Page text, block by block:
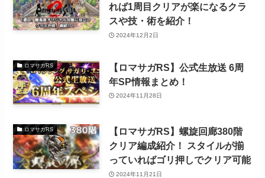
れば1周目クリアが楽になるクラ
スや技・術を紹介！
2024年12月2日
ロマサガRS
【ロマサガRS】公式生放送 6周
年SP情報まとめ！
2024年11月28日
ロマサガRS
【ロマサガRS】螺旋回廊380階
クリア編成紹介！ スタイルが揃
っていればゴリ押しでクリア可能
2024年11月21日